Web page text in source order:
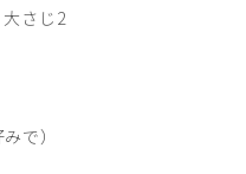
さじ2
で）